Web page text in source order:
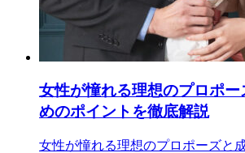
女性が憧れる理想のプロポー
めのポイントを徹底解説
女性が憧れる理想のプロポーズと